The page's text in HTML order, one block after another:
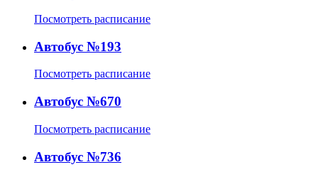
Посмотреть расписание
Автобус №193
Посмотреть расписание
Автобус №670
Посмотреть расписание
Автобус №736